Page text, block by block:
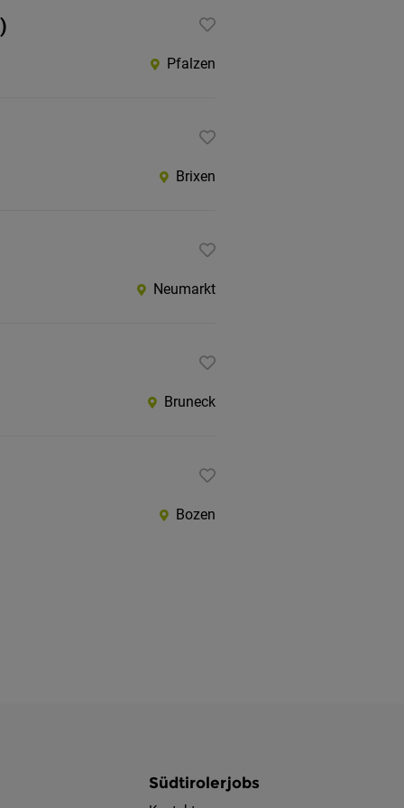
Pfalzen
Brixen
Neumarkt
Bruneck
Bozen
Südtirolerjobs